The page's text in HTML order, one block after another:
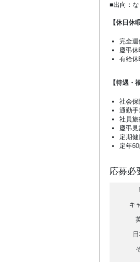
■出向：な
【休日休
完全週
慶弔休
有給
【待遇・
社会保
通勤手
社員旅
慶弔
定期
定年
応募必
キ